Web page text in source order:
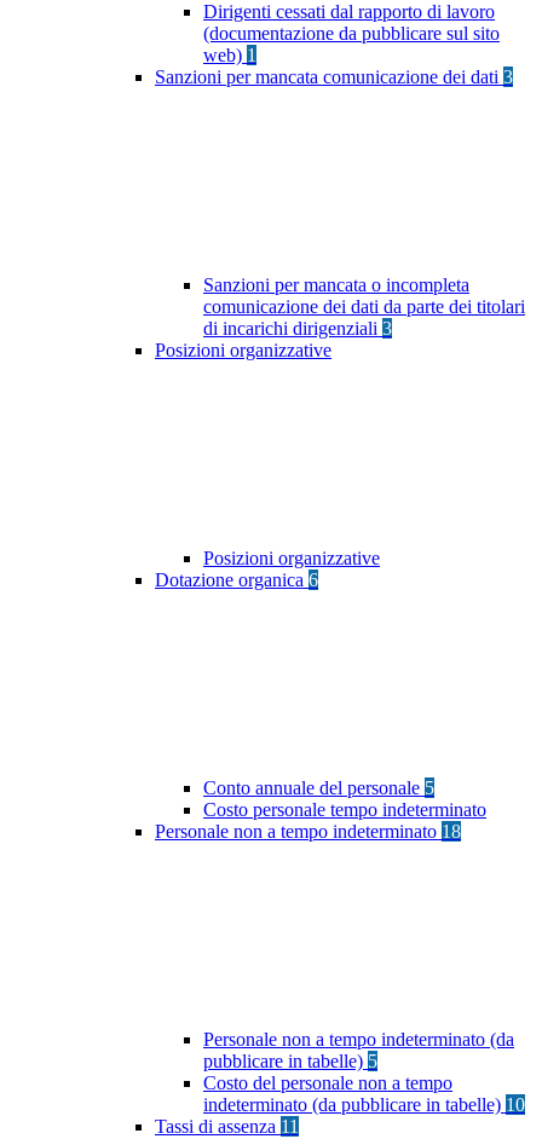
Dirigenti cessati dal rapporto di lavoro
(documentazione da pubblicare sul sito
web) 1
Sanzioni per mancata comunicazione dei dati 3
Sanzioni per mancata o incompleta
comunicazione dei dati da parte dei titolari
di incarichi dirigenziali 3
Posizioni organizzative
Posizioni organizzative
Dotazione organica 6
Conto annuale del personale 5
Costo personale tempo indeterminato
Personale non a tempo indeterminato 18
Personale non a tempo indeterminato (da
pubblicare in tabelle) 5
Costo del personale non a tempo
indeterminato (da pubblicare in tabelle) 10
Tassi di assenza 11